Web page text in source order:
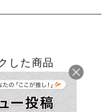
した商品